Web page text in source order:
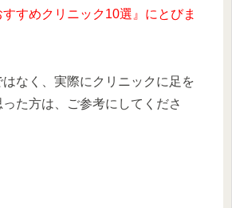
すめクリニック10選』にとびま
なく、実際にクリニックに足を
た方は、ご参考にしてくださ